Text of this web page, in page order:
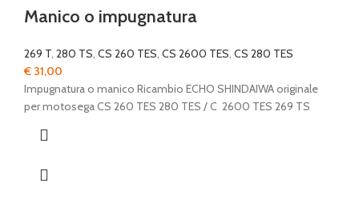
Manico o impugnatura
269 T, 280 TS, CS 260 TES, CS 2600 TES, CS 280 TES
€ 31,00
Impugnatura o manico Ricambio ECHO SHINDAIWA originale
per motosega CS 260 TES 280 TES / C 2600 TES 269 TS